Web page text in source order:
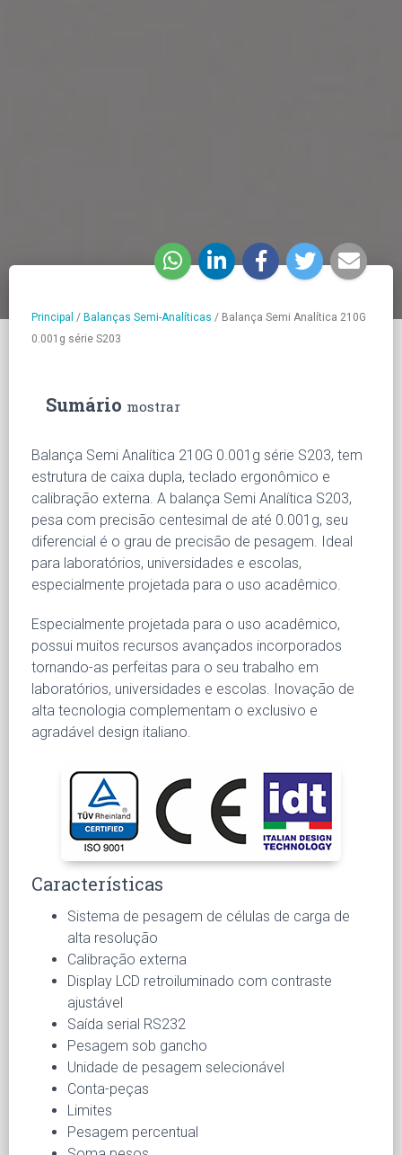
Principal / Balanças Semi-Analíticas / Balança Semi Analítica 210G
0.001g série S203
Sumário mostrar
Balança Semi Analítica 210G 0.001g série S203, tem
estrutura de caixa dupla, teclado ergonômico e
calibração externa. A balança Semi Analítica S203,
pesa com precisão centesimal de até 0.001g, seu
diferencial é o grau de precisão de pesagem. Ideal
para laboratórios, universidades e escolas,
especialmente projetada para o uso acadêmico.
Especialmente projetada para o uso acadêmico,
possui muitos recursos avançados incorporados
tornando-as perfeitas para o seu trabalho em
laboratórios, universidades e escolas. Inovação de
alta tecnologia complementam o exclusivo e
agradável design italiano.
Características
Sistema de pesagem de células de carga de
alta resolução
Calibração externa
Display LCD retroiluminado com contraste
ajustável
Saída serial RS232
Pesagem sob gancho
Unidade de pesagem selecionável
Conta-peças
Limites
Pesagem percentual